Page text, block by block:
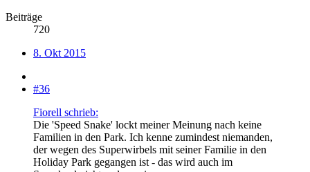
Beiträge
720
8. Okt 2015
#36
Fiorell schrieb:
Die 'Speed Snake' lockt meiner Meinung nach keine
Familien in den Park. Ich kenne zumindest niemanden,
der wegen des Superwirbels mit seiner Familie in den
Holiday Park gegangen ist - das wird auch im